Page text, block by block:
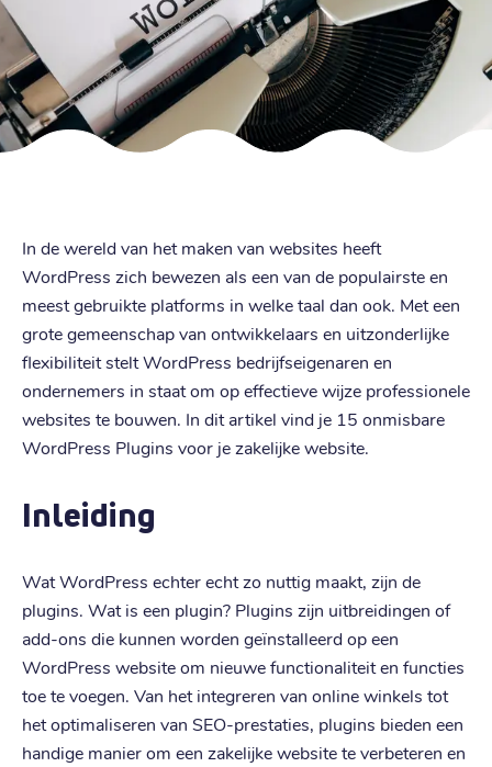
In de wereld van het maken van websites heeft
WordPress zich bewezen als een van de populairste en
meest gebruikte platforms in welke taal dan ook. Met een
grote gemeenschap van ontwikkelaars en uitzonderlijke
flexibiliteit stelt WordPress bedrijfseigenaren en
ondernemers in staat om op effectieve wijze professionele
websites te bouwen. In dit artikel vind je 15 onmisbare
WordPress Plugins voor je zakelijke website.
Inleiding
Wat WordPress echter echt zo nuttig maakt, zijn de
plugins. Wat is een plugin? Plugins zijn uitbreidingen of
add-ons die kunnen worden geïnstalleerd op een
WordPress website om nieuwe functionaliteit en functies
toe te voegen. Van het integreren van online winkels tot
het optimaliseren van SEO-prestaties, plugins bieden een
handige manier om een zakelijke website te verbeteren en